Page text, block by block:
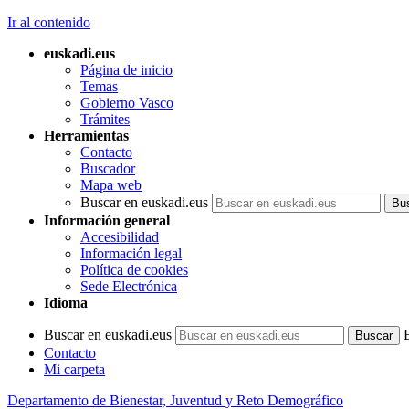
Ir al contenido
euskadi.eus
Página de inicio
Temas
Gobierno Vasco
Trámites
Herramientas
Contacto
Buscador
Mapa web
Buscar en euskadi.eus
Información general
Accesibilidad
Información legal
Política de cookies
Sede Electrónica
Idioma
Buscar en euskadi.eus
Contacto
Mi carpeta
Departamento de Bienestar, Juventud y Reto Demográfico